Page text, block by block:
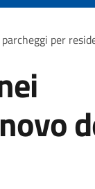
per